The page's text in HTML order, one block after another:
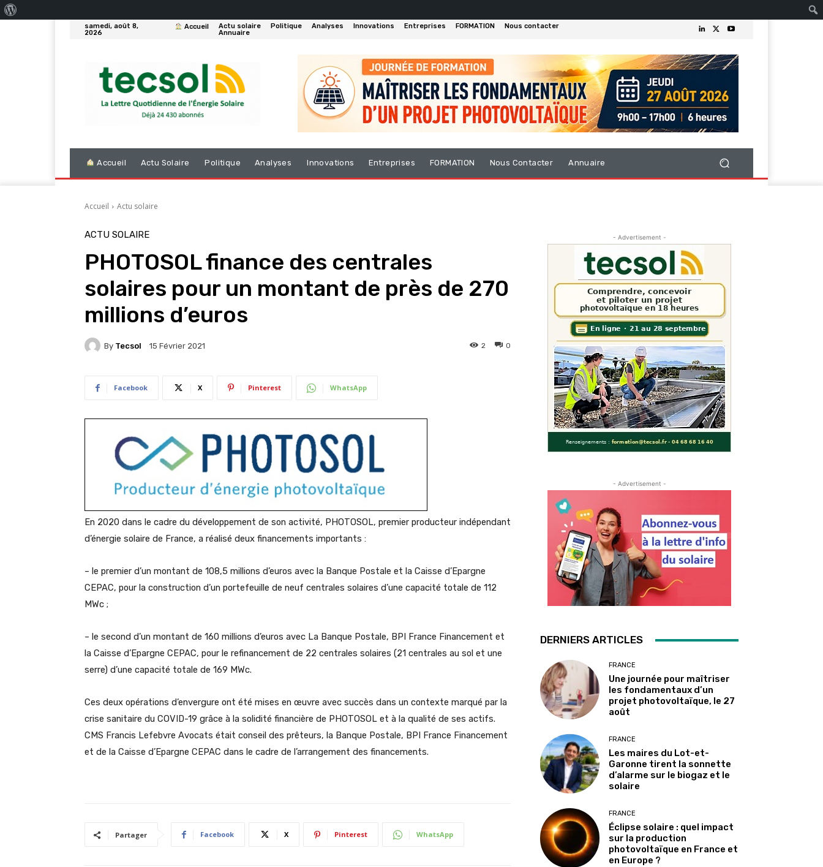
samedi, août 8,
2026
Accueil Actu solaire Politique Analyses Innovations Entreprises FORMATION
Nous contacter
Annuaire
Accueil Actu Solaire Politique Analyses Innovations Entreprises FORMATION Nous Contacter Annuaire
Accueil Actu solaire
ACTU SOLAIRE
PHOTOSOL finance des centrales
solaires pour un montant de près de 270
millions d’euros
By Tecsol 15 Février 2021 0
2
Facebook X Pinterest WhatsApp
En 2020 dans le cadre du développement de son activité, PHOTOSOL, premier producteur indépendant
d’énergie solaire de France, a réalisé deux financements importants :
– le premier d’un montant de 108,5 millions d’euros avec la Banque Postale et la Caisse d’Epargne
CEPAC, pour la construction d’un portefeuille de neuf centrales solaires d’une capacité totale de 112
MWc ;
– le second d’un montant de 160 millions d’euros avec La Banque Postale, BPI France Financement et
la Caisse d’Epargne CEPAC, pour le refinancement de 22 centrales solaires (21 centrales au sol et une
serre) d’une capacité totale de 169 MWc.
Ces deux opérations d’envergure ont été mises en œuvre avec succès dans un contexte marqué par la
crise sanitaire du COVID-19 grâce à la solidité financière de PHOTOSOL et à la qualité de ses actifs.
CMS Francis Lefebvre Avocats était conseil des prêteurs, la Banque Postale, BPI France Financement
et de la Caisse d’Epargne CEPAC dans le cadre de l’arrangement des financements.
Partager Facebook X Pinterest WhatsApp
- Advertisement -
- Advertisement -
DERNIERS ARTICLES
FRANCE
Une journée pour maîtriser
les fondamentaux d’un
projet photovoltaïque, le 27
août
FRANCE
Les maires du Lot-et-
Garonne tirent la sonnette
d’alarme sur le biogaz et le
solaire
FRANCE
Éclipse solaire : quel impact
sur la production
photovoltaïque en France et
en Europe ?